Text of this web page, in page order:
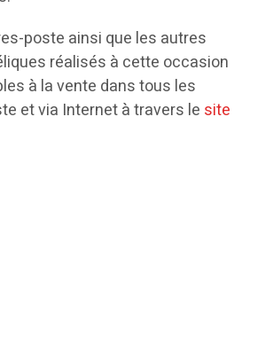
poste ainsi que les autres
réalisés à cette occasion
à la vente dans tous les
et via Internet à travers le site